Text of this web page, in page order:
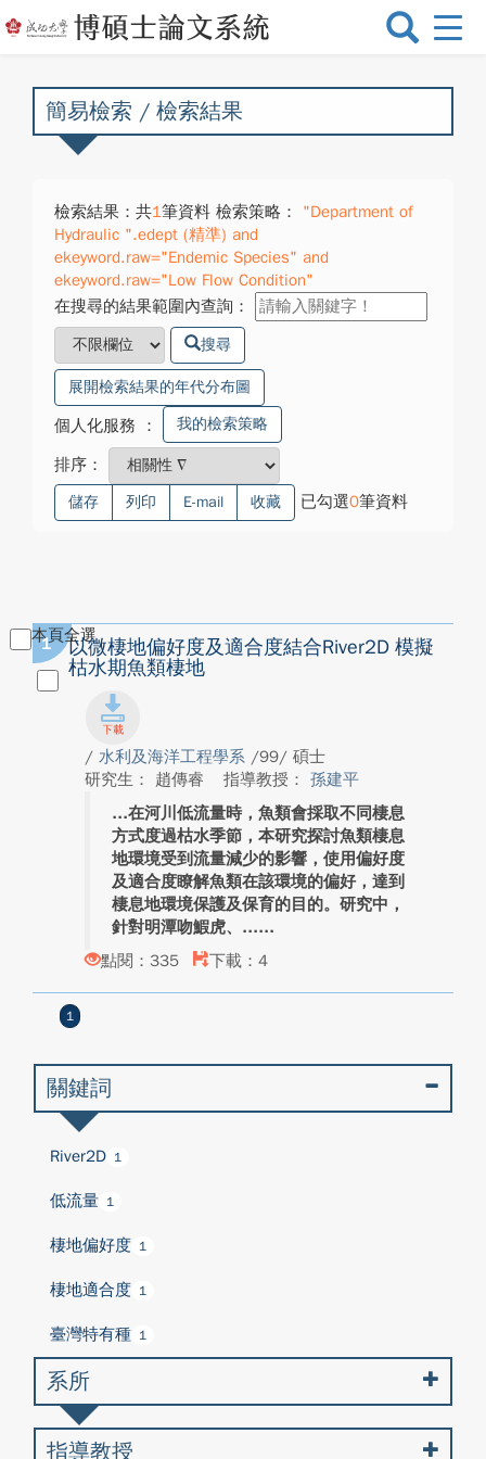
選
換
簡易檢索 / 檢索結果
檢索結果：共1筆資料 檢索策略：
"Department of
Hydraulic ".edept (精準) and
ekeyword.raw="Endemic Species" and
ekeyword.raw="Low Flow Condition"
在搜尋的結果範圍內查詢：
搜尋
展開檢索結果的年代分布圖
個人化服務 ： 我的檢索策略
排序：
儲存 列印 E-mail 收藏 已勾選0筆資料
本頁全選
1
以微棲地偏好度及適合度結合River2D 模擬
枯水期魚類棲地
/ 水利及海洋工程學系 /99/ 碩士
研究生： 趙傳睿
指導教授： 孫建平
在河川低流量時，魚類會採取不同棲息
方式度過枯水季節，本研究探討魚類棲息
地環境受到流量減少的影響，使用偏好度
及適合度瞭解魚類在該環境的偏好，達到
棲息地環境保護及保育的目的。研究中，
針對明潭吻鰕虎、...
點閱：335
下載：4
1
關鍵詞
River2D 1
低流量 1
棲地偏好度 1
棲地適合度 1
臺灣特有種 1
系所
指導教授